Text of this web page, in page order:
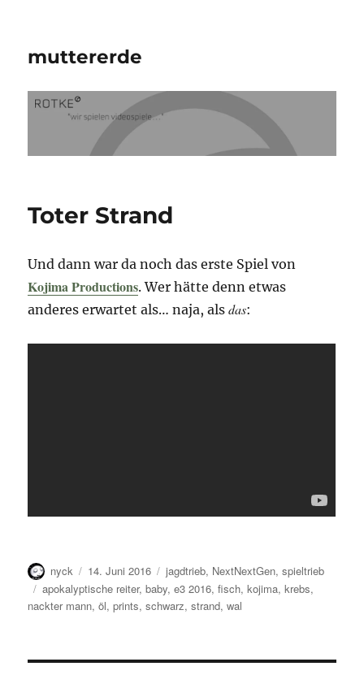
muttererde
Toter Strand
Und dann war da noch das erste Spiel von
Kojima Productions. Wer hätte denn etwas
anderes erwartet als… naja, alsdas:
Autor
nyck
Veröffentlicht
am
14. Juni 2016 Kategorien
jagdtrieb, NextNextGen,spieltrieb
Schlagwörter
apokalyptische reiter,baby,e3 2016,fisch,kojima,krebs,
nackter mann,öl,prints,schwarz,strand,wal